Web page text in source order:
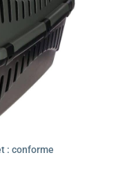
: conforme